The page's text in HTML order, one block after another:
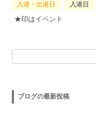
入港・出港日 入港日
★印はイベント
検索:
ブログの最新投稿